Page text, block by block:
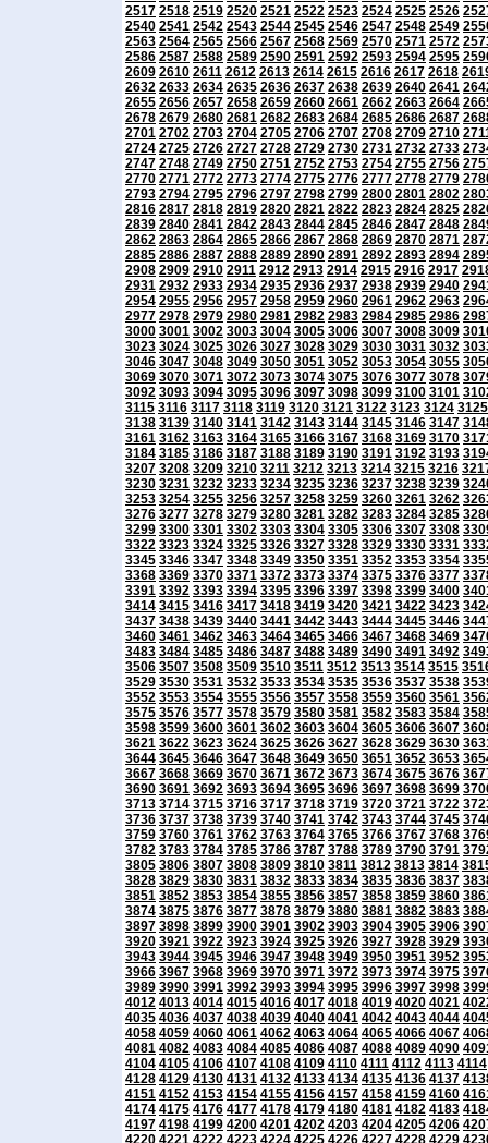
2517 2518 2519 2520 2521 2522 2523 2524 2525 2526
2540 2541 2542 2543 2544 2545 2546 2547 2548 2549
2563 2564 2565 2566 2567 2568 2569 2570 2571 2572
2586 2587 2588 2589 2590 2591 2592 2593 2594 2595
2609 2610 2611 2612 2613 2614 2615 2616 2617 2618
2632 2633 2634 2635 2636 2637 2638 2639 2640 2641
2655 2656 2657 2658 2659 2660 2661 2662 2663 2664
2678 2679 2680 2681 2682 2683 2684 2685 2686 2687
2701 2702 2703 2704 2705 2706 2707 2708 2709 2710
2724 2725 2726 2727 2728 2729 2730 2731 2732 2733
2747 2748 2749 2750 2751 2752 2753 2754 2755 2756
2770 2771 2772 2773 2774 2775 2776 2777 2778 2779
2793 2794 2795 2796 2797 2798 2799 2800 2801 2802
2816 2817 2818 2819 2820 2821 2822 2823 2824 2825
2839 2840 2841 2842 2843 2844 2845 2846 2847 2848
2862 2863 2864 2865 2866 2867 2868 2869 2870 2871
2885 2886 2887 2888 2889 2890 2891 2892 2893 2894
2908 2909 2910 2911 2912 2913 2914 2915 2916 2917
2931 2932 2933 2934 2935 2936 2937 2938 2939 2940
2954 2955 2956 2957 2958 2959 2960 2961 2962 2963
2977 2978 2979 2980 2981 2982 2983 2984 2985 2986
3000 3001 3002 3003 3004 3005 3006 3007 3008 3009
3023 3024 3025 3026 3027 3028 3029 3030 3031 3032
3046 3047 3048 3049 3050 3051 3052 3053 3054 3055
3069 3070 3071 3072 3073 3074 3075 3076 3077 3078
3092 3093 3094 3095 3096 3097 3098 3099 3100 3101
3115 3116 3117 3118 3119 3120 3121 3122 3123 3124 3125
3138 3139 3140 3141 3142 3143 3144 3145 3146 3147
3161 3162 3163 3164 3165 3166 3167 3168 3169 3170
3184 3185 3186 3187 3188 3189 3190 3191 3192 3193
3207 3208 3209 3210 3211 3212 3213 3214 3215 3216
3230 3231 3232 3233 3234 3235 3236 3237 3238 3239
3253 3254 3255 3256 3257 3258 3259 3260 3261 3262
3276 3277 3278 3279 3280 3281 3282 3283 3284 3285
3299 3300 3301 3302 3303 3304 3305 3306 3307 3308
3322 3323 3324 3325 3326 3327 3328 3329 3330 3331
3345 3346 3347 3348 3349 3350 3351 3352 3353 3354
3368 3369 3370 3371 3372 3373 3374 3375 3376 3377
3391 3392 3393 3394 3395 3396 3397 3398 3399 3400
3414 3415 3416 3417 3418 3419 3420 3421 3422 3423
3437 3438 3439 3440 3441 3442 3443 3444 3445 3446
3460 3461 3462 3463 3464 3465 3466 3467 3468 3469
3483 3484 3485 3486 3487 3488 3489 3490 3491 3492
3506 3507 3508 3509 3510 3511 3512 3513 3514 3515
3529 3530 3531 3532 3533 3534 3535 3536 3537 3538
3552 3553 3554 3555 3556 3557 3558 3559 3560 3561
3575 3576 3577 3578 3579 3580 3581 3582 3583 3584
3598 3599 3600 3601 3602 3603 3604 3605 3606 3607
3621 3622 3623 3624 3625 3626 3627 3628 3629 3630
3644 3645 3646 3647 3648 3649 3650 3651 3652 3653
3667 3668 3669 3670 3671 3672 3673 3674 3675 3676
3690 3691 3692 3693 3694 3695 3696 3697 3698 3699
3713 3714 3715 3716 3717 3718 3719 3720 3721 3722
3736 3737 3738 3739 3740 3741 3742 3743 3744 3745
3759 3760 3761 3762 3763 3764 3765 3766 3767 3768
3782 3783 3784 3785 3786 3787 3788 3789 3790 3791
3805 3806 3807 3808 3809 3810 3811 3812 3813 3814
3828 3829 3830 3831 3832 3833 3834 3835 3836 3837
3851 3852 3853 3854 3855 3856 3857 3858 3859 3860
3874 3875 3876 3877 3878 3879 3880 3881 3882 3883
3897 3898 3899 3900 3901 3902 3903 3904 3905 3906
3920 3921 3922 3923 3924 3925 3926 3927 3928 3929
3943 3944 3945 3946 3947 3948 3949 3950 3951 3952
3966 3967 3968 3969 3970 3971 3972 3973 3974 3975
3989 3990 3991 3992 3993 3994 3995 3996 3997 3998
4012 4013 4014 4015 4016 4017 4018 4019 4020 4021
4035 4036 4037 4038 4039 4040 4041 4042 4043 4044
4058 4059 4060 4061 4062 4063 4064 4065 4066 4067
4081 4082 4083 4084 4085 4086 4087 4088 4089 4090
4104 4105 4106 4107 4108 4109 4110 4111 4112 4113 4114
4128 4129 4130 4131 4132 4133 4134 4135 4136 4137
4151 4152 4153 4154 4155 4156 4157 4158 4159 4160
4174 4175 4176 4177 4178 4179 4180 4181 4182 4183
4197 4198 4199 4200 4201 4202 4203 4204 4205 4206
4220 4221 4222 4223 4224 4225 4226 4227 4228 4229